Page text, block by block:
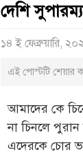
দেশি
১৪ ই ফেব্রুয়ারি,
এই পোস্টটি শেয়ার
আমাদের কে
না চিনলে
এদেরকে চোর